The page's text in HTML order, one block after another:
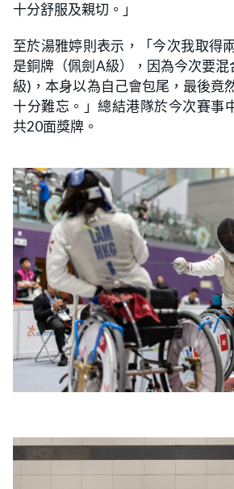
十分舒服及親切。」
至於湯雅婷則表示，「今次我取得
是銅牌（佩劍A級），因為今次要
級)，本身以為自己會包尾，最後竟
十分難忘。」總結港隊於今次賽事
共20面獎牌。